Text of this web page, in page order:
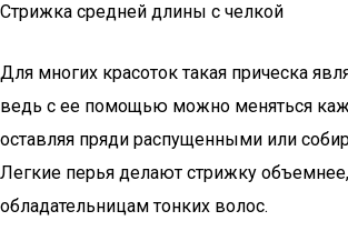
Стрижка средней длины с челкой
Для многих красоток такая прическа
ведь с ее помощью можно меняться
оставляя пряди распущенными или
Легкие перья делают стрижку
обладательницам тонких волос.